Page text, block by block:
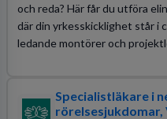
och reda? Här får du utföra
där din yrkesskicklighet står i
ledande montörer och
Specialistläkare i
rörelsesjukdomar,